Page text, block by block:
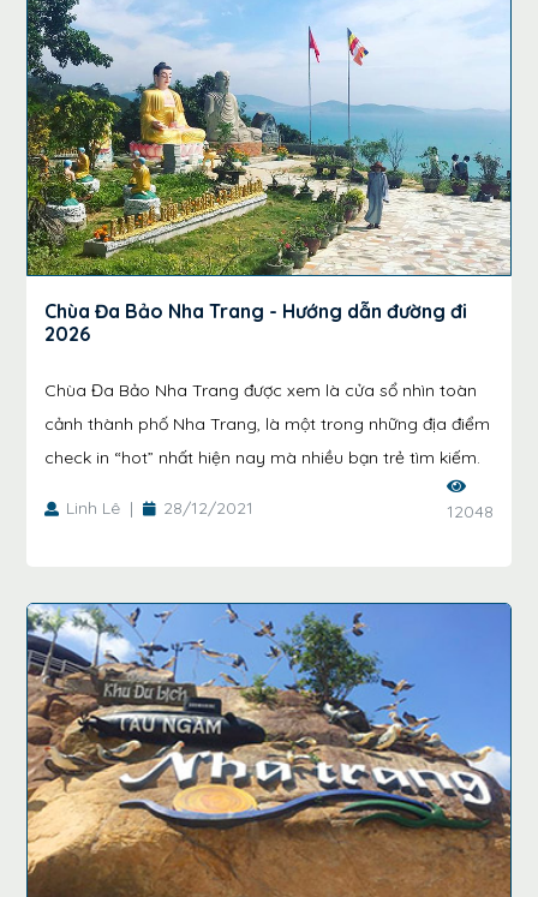
Chùa Đa Bảo Nha Trang - Hướng dẫn đường đi
2026
Chùa Đa Bảo Nha Trang được xem là cửa sổ nhìn toàn
cảnh thành phố Nha Trang, là một trong những địa điểm
check in “hot” nhất hiện nay mà nhiều bạn trẻ tìm kiếm.
Linh Lê | 28/12/2021 12048